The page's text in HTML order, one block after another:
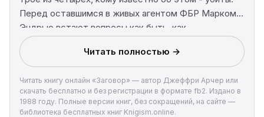
Перед оставшимся в живых агентом ФБР Марком
Эндрью встают вопросы как быть, как
распорядиться информацией? Ведь до часа"Х"
чуть больше шести суток.
Читать полностью →
Читать книгу онлайн «Заговор» — автор Джеффри Арчер или
скачать бесплатно и без регистрации в формате fb2. Издано в
1988 году. Полные версии книг, без сокращений, на сайте —
библиотека бесплатных книг Knigism.online.